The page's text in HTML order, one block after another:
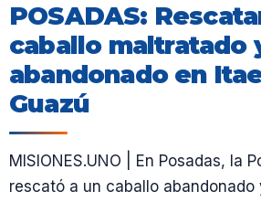
POSADAS:
caballo maltratado
abandonado en
Guazú
MISIONES.UNO | En Posadas, la
rescató a un caballo abandonado